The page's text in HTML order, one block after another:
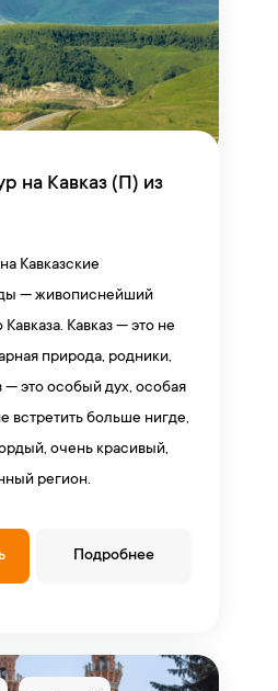
на Кавказ (П) из
Кавказские
— живописнейший
Кавказ — это не
природа, родники,
— это особый дух, особая
встретить больше нигде,
очень красивый,
регион.
Подробнее